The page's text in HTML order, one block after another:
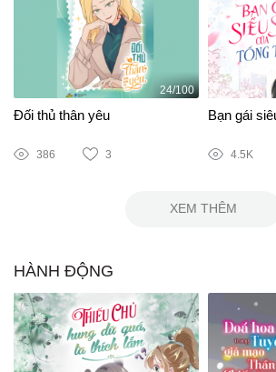
24/100
Đối thủ thân yêu
386 3
Bạn gái
4.5K
XEM THÊM
HÀNH ĐỘNG